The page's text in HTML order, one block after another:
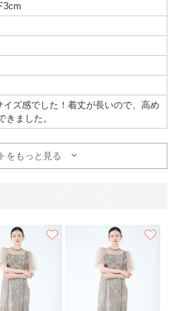
丈 : くるぶし
3cm
ズ感でした！着丈が長いので、高め
ました。
をもっと見る